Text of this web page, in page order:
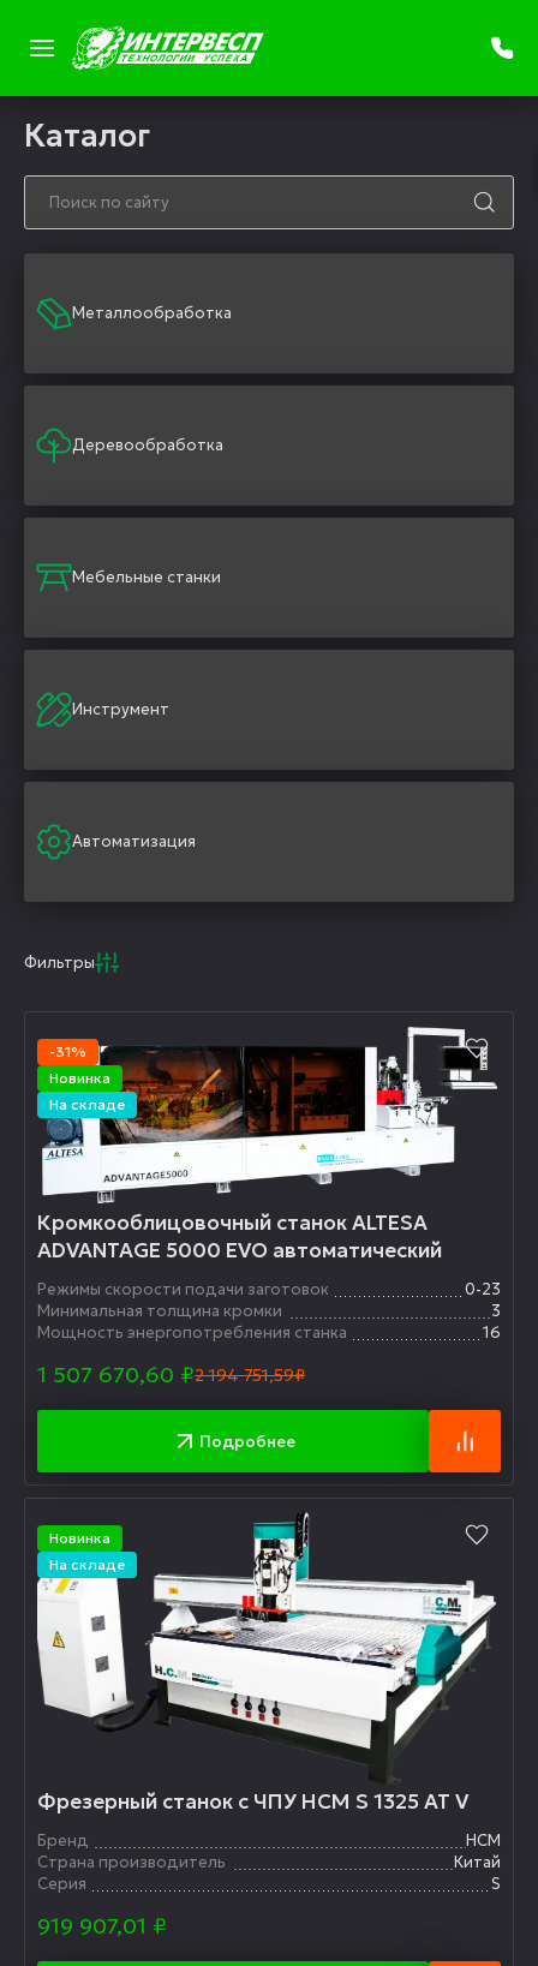
Каталог
Металлообработка
Деревообработка
Мебельные станки
Инструмент
Автоматизация
Фильтры
-31%
Новинка
На складе
Кромкооблицовочный станок ALTESA
ADVANTAGE 5000 EVO автоматический
Режимы скорости подачи заготовок
0-23
Минимальная толщина кромки
3
Мощность энергопотребления станка
16
1 507 670,60 ₽2 194 751,59₽
Подробнее
Новинка
На складе
Фрезерный станок с ЧПУ HCM S 1325 AT V
Бренд
HCM
Страна производитель
Китай
Серия
S
919 907,01 ₽